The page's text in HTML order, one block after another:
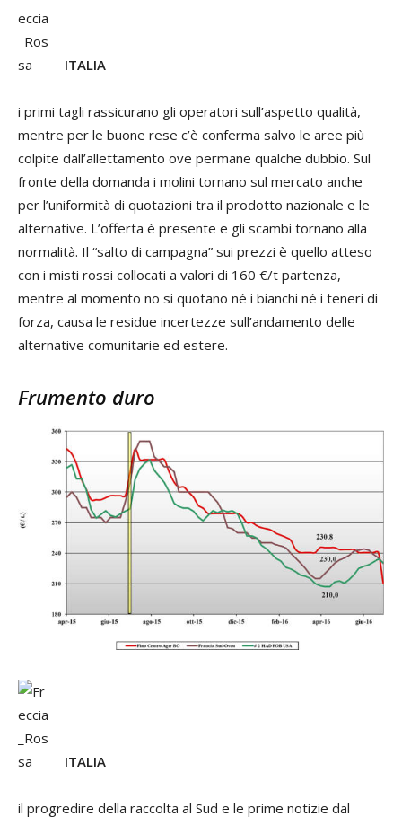
ITALIA
i primi tagli rassicurano gli operatori sull’aspetto qualità,
mentre per le buone rese c’è conferma salvo le aree più
colpite dall’allettamento ove permane qualche dubbio. Sul
fronte della domanda i molini tornano sul mercato anche
per l’uniformità di quotazioni tra il prodotto nazionale e le
alternative. L’offerta è presente e gli scambi tornano alla
normalità. Il “salto di campagna” sui prezzi è quello atteso
con i misti rossi collocati a valori di 160 €/t partenza,
mentre al momento no si quotano né i bianchi né i teneri di
forza, causa le residue incertezze sull’andamento delle
alternative comunitarie ed estere.
Frumento duro
ITALIA
il progredire della raccolta al Sud e le prime notizie dal